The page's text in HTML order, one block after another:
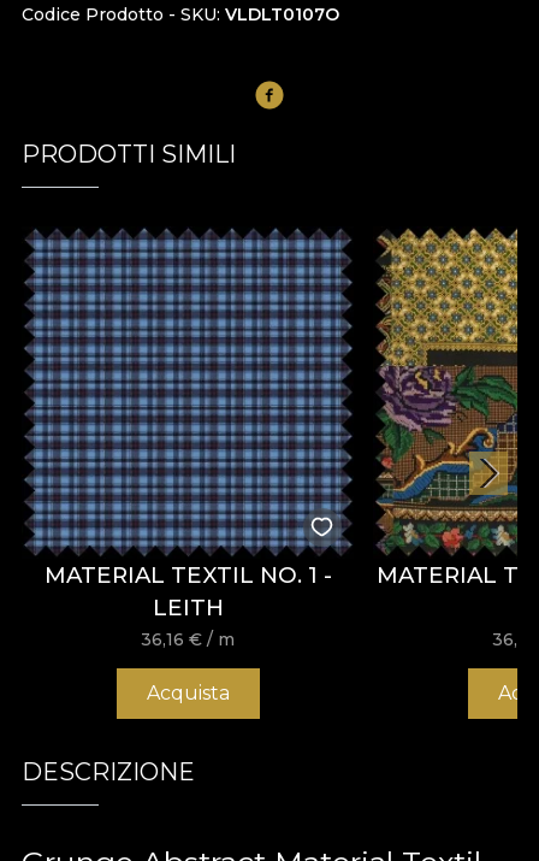
Codice Prodotto - SKU VLDLT0107O
PRODOTTI SIMILI
MATERIAL TEXTIL NO. 1 -
LEITH
36,16€ / m
Acquista
MATERIAL
DESCRIZIONE